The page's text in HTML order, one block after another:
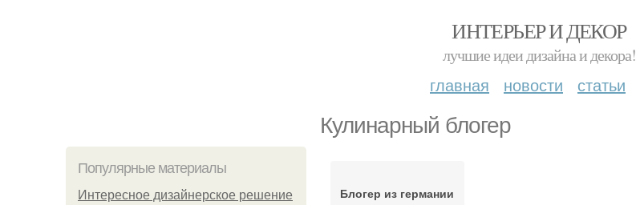
ИНТЕРЬЕР И ДЕКОР
лучшие идеи дизайна и декора!
главная новости статьи
Кулинарный блогер
Популярные материалы
Интересное дизайнерское решение
Блогер из германии